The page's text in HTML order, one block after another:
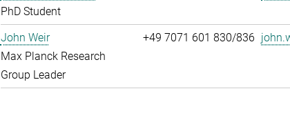
PhD Student
John Weir
Max Planck Research
Group Leader
+49 7071 601 830/836